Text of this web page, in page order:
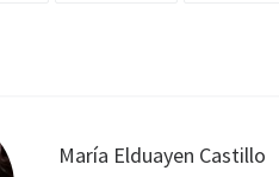
María Elduayen Castillo